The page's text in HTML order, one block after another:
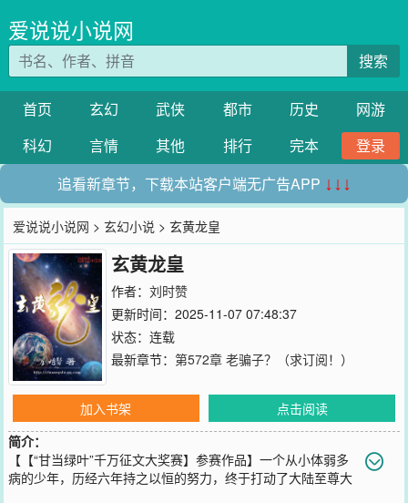
爱说说小说网
搜索
首页 玄幻 武侠 都市 历史
网游
科幻
言情 其他 排行 完本
登录
追看新章节，下载本站客户端无广告APP ↓↓↓
爱说说小说网 >玄幻小说 > 玄黄龙皇
玄黄龙皇
作者： 刘时赞
更新时间：2025-11-07 07:48:37
状态：连载
最新章节： 第572章 老骗子？（求订阅！）
加入书架
点击阅读
简介：
【【“甘当绿叶”千万征文大奖赛】参赛作品】一个从小体弱多
病的少年，历经六年持之以恒的努力，终于打动了大陆至尊大